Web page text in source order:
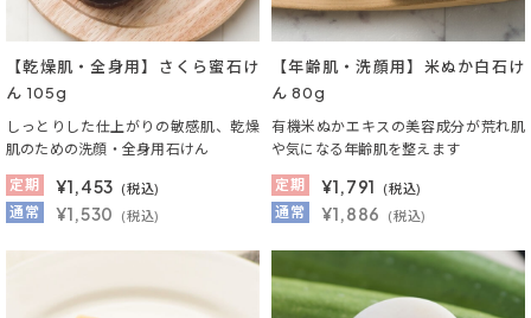
【乾燥肌・全身用】さくら蜜石け
ん 105g
しっとりした仕上がりの敏感肌、乾燥
肌のための洗顔・全身用石けん
定期
¥1,453 (税込)
通常 ¥1,530 (税込)
【年齢肌・洗顔用】米ぬか白石け
ん 80g
有機米ぬかエキスの美容成分が荒れ肌
や気になる年齢肌を整えます
定期
¥1,791 (税込)
通常 ¥1,886 (税込)